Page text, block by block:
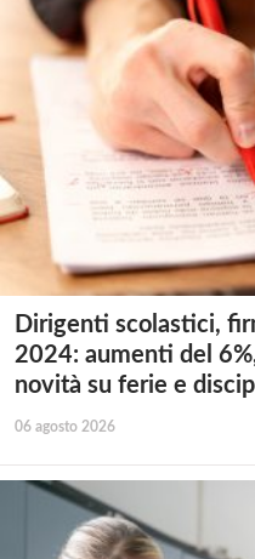
Dirigenti scolastici,
2024: aumenti del
novità su ferie e
06 agosto 2026